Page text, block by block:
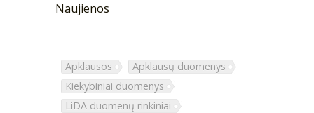
Naujienos
Apklausos
Apklausų duomenys
Kiekybiniai duomenys
LiDA duomenų rinkiniai